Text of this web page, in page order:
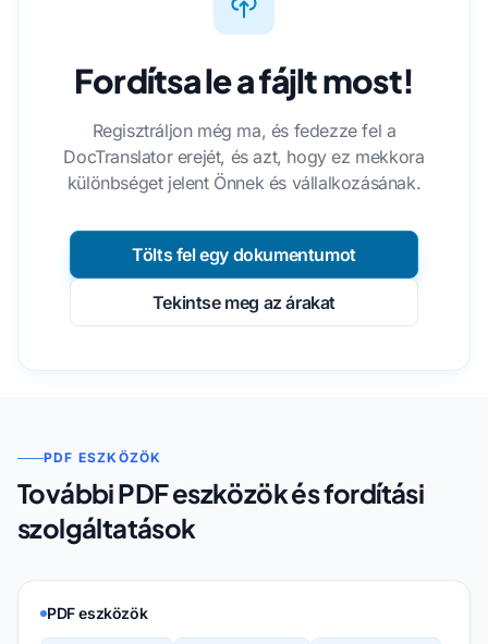
Fordítsa le a fájlt most!
Regisztráljon még ma, és fedezze fel a
DocTranslator erejét, és azt, hogy ez mekkora
különbséget jelent Önnek és vállalkozásának.
Tölts fel egy dokumentumot
Tekintse meg az árakat
PDF ESZKÖZÖK
További PDF eszközök és fordítási
szolgáltatások
PDF eszközök